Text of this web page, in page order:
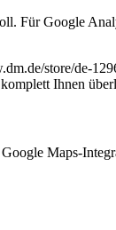
Für Google
store/de-
Ihnen
Maps-